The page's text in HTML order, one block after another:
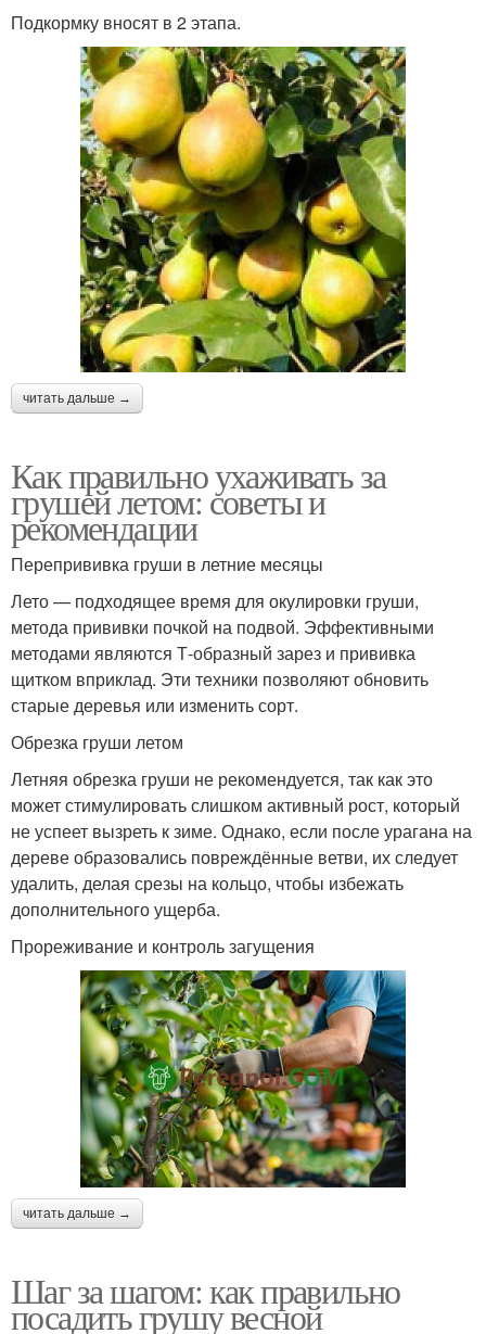
Подкормку вносят в 2 этапа.
читать дальше →
Как правильно ухаживать за
грушей летом: советы и
рекомендации
Перепрививка груши в летние месяцы
Лето — подходящее время для окулировки груши,
метода прививки почкой на подвой. Эффективными
методами являются Т-образный зарез и прививка
щитком вприклад. Эти техники позволяют обновить
старые деревья или изменить сорт.
Обрезка груши летом
Летняя обрезка груши не рекомендуется, так как это
может стимулировать слишком активный рост, который
не успеет вызреть к зиме. Однако, если после урагана на
дереве образовались повреждённые ветви, их следует
удалить, делая срезы на кольцо, чтобы избежать
дополнительного ущерба.
Прореживание и контроль загущения
читать дальше →
Шаг за шагом: как правильно
посадить грушу весной